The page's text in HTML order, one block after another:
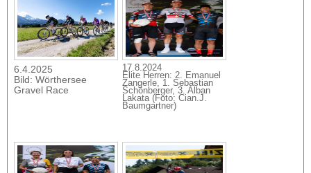
6.4.2025
Bild: Wörthersee
Gravel Race
17.8.2024
Elite Herren: 2. Emanuel
Zangerle, 1. Sebastian
Schönberger, 3. Alban
Lakata (Foto: Cian.J.
Baumgartner)